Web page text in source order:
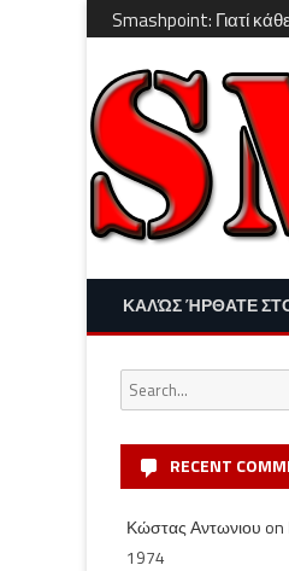
Smashpoint: Γιατί
ΚΑΛΏΣ ΉΡΘΑΤΕ ΣΤΟ
Search
for:
RECENT
Κώστας Αντωνιου on
1974